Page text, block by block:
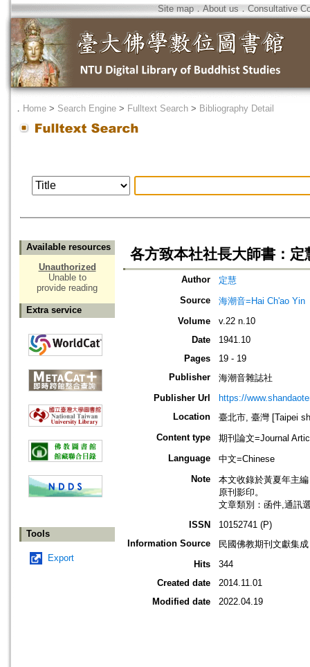
Site map．About us ． Consultative
． Home > Search Engine > Fulltext Search > Bibliography Detail
Available resources
Unauthorized
Unable to
provide reading
Extra service
Tools
Export
各方致本社社長大師書：定
Author
定慧
Source
海潮音=Hai Ch'ao Yin
Volume
v.22 n.10
Date
1941.10
Pages
19 - 19
Publisher
海潮音雜誌社
Publisher Url
https://
Location
臺北市, 臺灣 [Taipei
Content type
期刊論文=Journal
Language
中文=Chinese
Note
本文收錄於黃夏年主
原刊影印。
文章類別：函件,通訊
ISSN
10152741 (P)
Information Source
民國佛教期刊文獻集
Hits
344
Created date
2014.11.01
Modified date
2022.04.19